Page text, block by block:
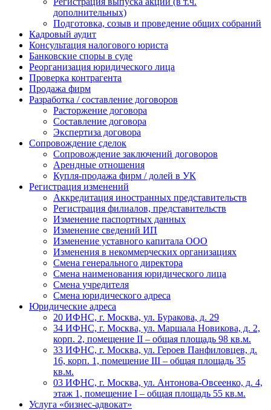
дополнительных)
Подготовка, созыв и проведение общих собраний
Кадровый аудит
Консультация налогового юриста
Банковские споры в суде
Реорганизация юридического лица
Проверка контрагента
Продажа фирм
Разработка / составление договоров
Расторжение договора
Составление договора
Экспертиза договора
Сопровождение сделок
Сопровождение заключений договоров
Арендные отношения
Купля-продажа фирм / долей в УК
Регистрация изменений
Аккредитация иностранных представительств
Регистрация филиалов, представительств
Изменение паспортных данных
Изменение сведений ИП
Изменение уставного капитала ООО
Изменения в некоммерческих организациях
Смена генерального директора
Смена наименования юридического лица
Смена учредителя
Смена юридического адреса
Юридические адреса
20 ИФНС, г. Москва, ул. Буракова, д. 29
34 ИФНС, г. Москва, ул. Маршала Новикова, д. 2,
корп. 2, помещение II – общая площадь 98 кв.м.
33 ИФНС, г. Москва, ул. Героев Панфиловцев, д.
16, корп. 1, помещение III – общая площадь 35
кв.м.
03 ИФНС, г. Москва, ул. Антонова-Овсеенко, д. 4,
этаж 1, помещение I – общая площадь 55 кв.м.
Услуга «бизнес-адвокат»